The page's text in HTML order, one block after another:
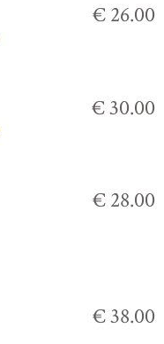
€ 26.00
€ 30.00
€ 28.00
€ 38.00